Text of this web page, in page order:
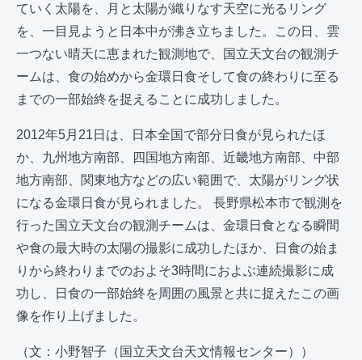
ていく太陽を、月と太陽が織りなす天空に光るリング
を、一目見ようと日本中が沸き立ちました。この日、雲
一つない晴天に恵まれた観測地で、国立天文台の観測チ
ームは、食の始めから金環日食そして食の終わりに至る
までの一部始終を捉えることに成功しました。
2012年5月21日は、日本全国で部分日食が見られたほ
か、九州地方南部、四国地方南部、近畿地方南部、中部
地方南部、関東地方などの広い範囲で、太陽がリング状
になる金環日食が見られました。 長野県松本市で観測を
行った国立天文台の観測チームは、金環日食となる瞬間
や食の最大時の太陽の撮影に成功したほか、日食の始ま
りから終わりまでのおよそ3時間におよぶ連続撮影に成
功し、日食の一部始終を周囲の風景と共に捉えたこの画
像を作り上げました。
（文：小野智子（国立天文台天文情報センター））